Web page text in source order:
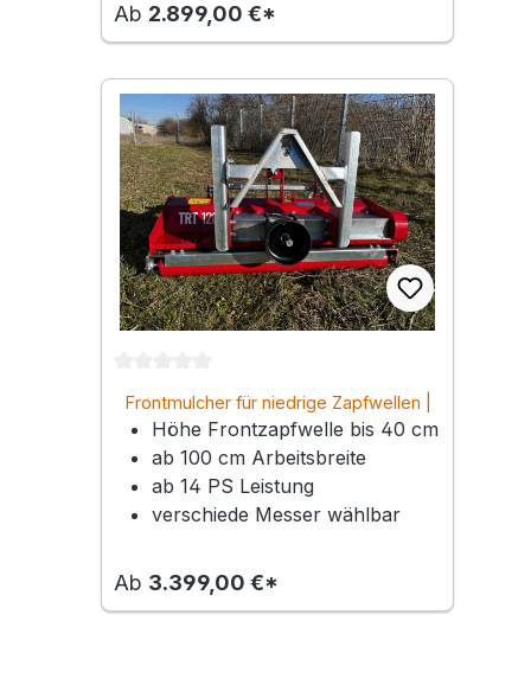
Ab 2.899,00 €*
Durchschnittliche Bewertung von 0 von 5
Frontmulcher für niedrige Zapfwellen |
Arbeitsbreite 100 – 160 cm
Höhe Frontzapfwelle bis 40 cm
ab 100 cm Arbeitsbreite
ab 14 PS Leistung
verschiede Messer wählbar
Ab 3.399,00 €*